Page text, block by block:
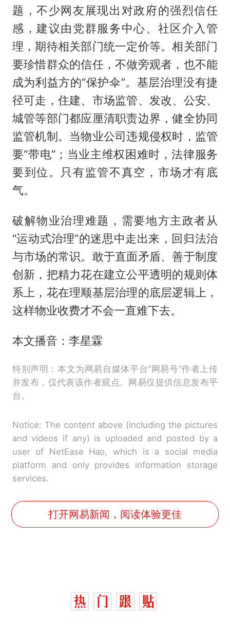
题，不少网友展现出对政府的强烈信任
感，建议由党群服务中心、社区介入管
理，期待相关部门统一定价等。相关部门
要珍惜群众的信任，不做旁观者，也不能
成为利益方的“保护伞”。基层治理没有捷
径可走，住建、市场监管、发改、公安、
城管等部门都应厘清职责边界，健全协同
监管机制。当物业公司违规侵权时，监管
要“带电”；当业主维权困难时，法律服务
要到位。只有监管不真空，市场才有底
气。
破解物业治理难题，需要地方主政者从
“运动式治理”的迷思中走出来，回归法治
与市场的常识。敢于直面矛盾、善于制度
创新，把精力花在建立公平透明的规则体
系上，花在理顺基层治理的底层逻辑上，
这样物业收费才不会一直难下去。
本文播音：李星霖
特别声明：本文为网易自媒体平台“网易号”作者上传
并发布，仅代表该作者观点。网易仅提供信息发布平
台。
Notice: The content above (including the pictures
and videos if any) is uploaded and posted by a
user of NetEase Hao, which is a social media
platform and only provides information storage
services.
打开网易新闻，阅读体验更佳